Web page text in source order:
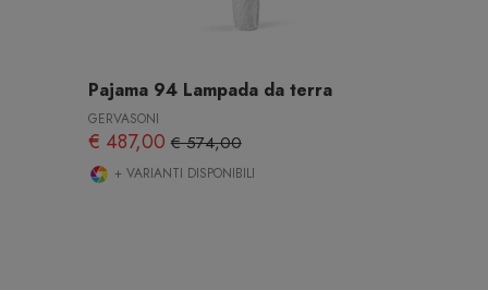
Pajama 94 Lampada da terra
GERVASONI
€ 487,00€ 574,00
+ VARIANTI DISPONIBILI